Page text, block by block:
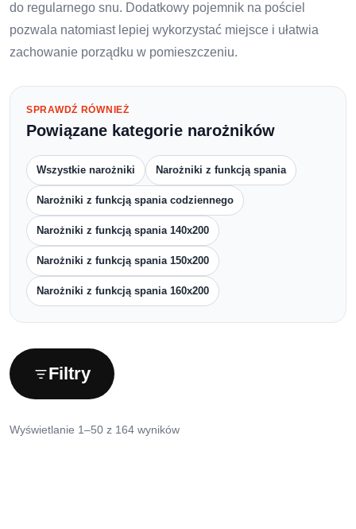
do regularnego snu. Dodatkowy pojemnik na pościel
pozwala natomiast lepiej wykorzystać miejsce i ułatwia
zachowanie porządku w pomieszczeniu.
SPRAWDŹ RÓWNIEŻ
Powiązane kategorie narożników
Wszystkie narożniki Narożniki z funkcją spania
Narożniki z funkcją spania codziennego
Narożniki z funkcją spania 140x200
Narożniki z funkcją spania 150x200
Narożniki z funkcją spania 160x200
Filtry
Wyświetlanie 1–50 z 164 wyników